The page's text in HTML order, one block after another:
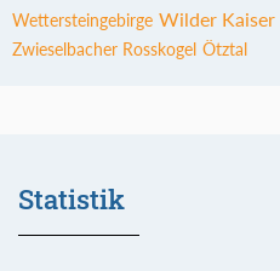
Wettersteingebirge Wilder Kaiser
Zwieselbacher Rosskogel Ötztal
Statistik